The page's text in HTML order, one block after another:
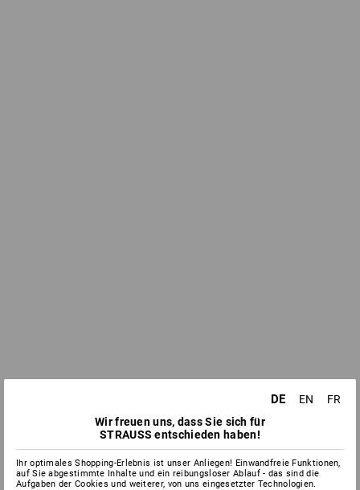
DE EN
FR
Wir freuen uns, dass Sie sich für
STRAUSS entschieden haben!
Ihr optimales Shopping-Erlebnis ist unser Anliegen! Einwandfreie Funktionen,
auf Sie abgestimmte Inhalte und ein reibungsloser Ablauf - das sind die
Aufgaben der Cookies und weiterer, von uns eingesetzter Technologien.